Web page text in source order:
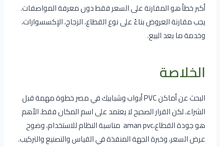
أكبر خطأ هو المقارنة على السعر فقط دون معرفة المواصفات.
يجب مقارنة العروض بناءً على نوع القطاع، الزجاج، الإكسسوارات،
وخدمة ما بعد البيع.
الخلاصة
البحث عن أماكن PVC أبواب وشبابيك في مصر خطوة مهمة قبل
الشراء، لكن القرار الصحيح لا يعتمد على اسم المكان فقط. الأهم
هو جودة القطاع،aman pvc مناسبة النظام للاستخدام، وضوح
عرض السعر، وخبرة الجهة المنفذة في القياس والتصنيع والتركيب.